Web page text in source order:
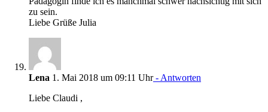
zu sein.
Liebe Grüße Julia
Lena 1. Mai 2018 um 09:11 Uhr- Antworten
Liebe Claudi ,